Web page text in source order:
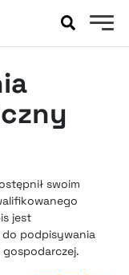
swoim
jest
podpisywania